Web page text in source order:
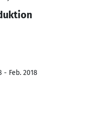
- Feb. 2018